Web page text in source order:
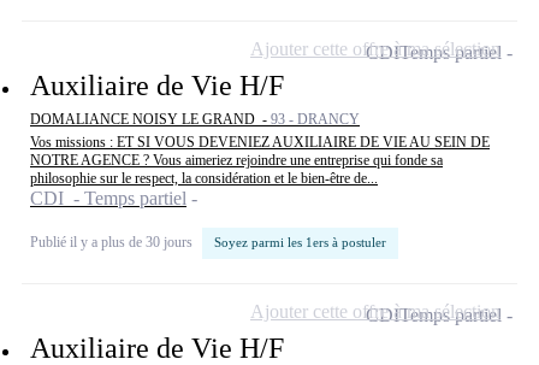
Auxiliaire de Vie H/F
DOMALIANCE NOISY LE GRAND - 93 - DRANCY
Vos missions : ET SI VOUS DEVENIEZ AUXILIAIRE DE VIE AU SEIN DE
NOTRE AGENCE ? Vous aimeriez rejoindre une entreprise qui fonde sa
philosophie sur le respect, la considération et le bien-être de...
CDI - Temps partiel
Publié il y a plus de 30 jours Soyez parmi les 1ers à postuler
CDITemps partiel
Ajouter cette offre à ma sélection
Auxiliaire de Vie H/F
CDITemps partiel
Ajouter cette offre à ma sélection